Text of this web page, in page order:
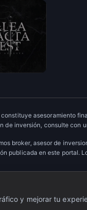
asesoramiento
de inversión, consulte con
broker, asesor de
publicada en este
y mejorar tu